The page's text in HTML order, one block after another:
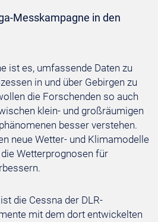
Mess­kam­pa­gne in den
ist es, umfassende Daten zu
in und über Gebirgen zu
die Forschenden so auch
klein- und großräumigen
besser verstehen.
neue Wetter- und Klimamodelle
Wetterprognosen für
die Cessna der DLR-
mit dem dort entwickelten